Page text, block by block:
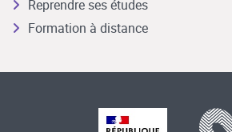
Reprendre ses études
Formation à distance